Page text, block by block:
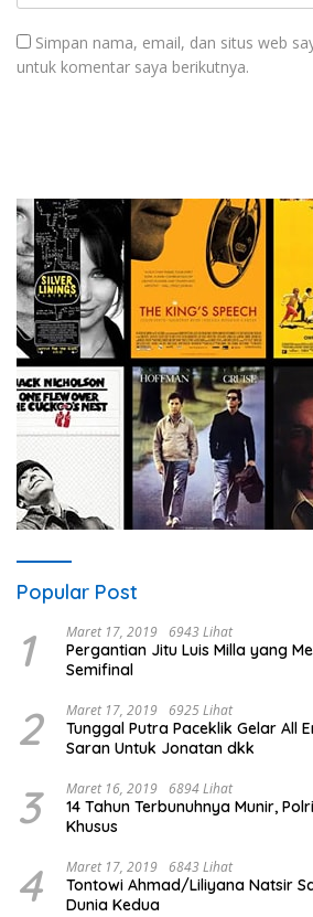
Simpan nama, email, dan situs web
untuk komentar saya berikutnya.
Popular Post
1 Maret 17, 2019 6943 Lihat
Pergantian Jitu Luis Milla yang
Semifinal
2 Maret 17, 2019 6925 Lihat
Tunggal Putra Paceklik Gelar All
Saran Untuk Jonatan dkk
3 Maret 16, 2019 6894 Lihat
14 Tahun Terbunuhnya Munir,
Khusus
4 Maret 17, 2019 6843 Lihat
Tontowi Ahmad/Liliyana Natsir
Dunia Kedua